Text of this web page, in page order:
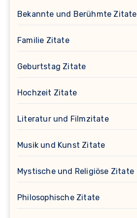
Bekannte und Berühmte Zitate
Familie Zitate
Geburtstag Zitate
Hochzeit Zitate
Literatur und Filmzitate
Musik und Kunst Zitate
Mystische und Religiöse Zitate
Philosophische Zitate